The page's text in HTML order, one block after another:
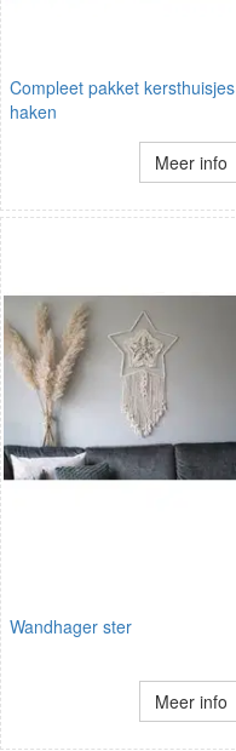
Compleet pakket kersthuisjes
haken
Meer info
Wandhager ster
Meer info